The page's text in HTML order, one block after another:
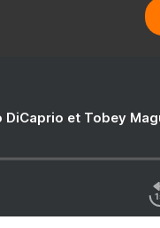
DiCaprio et Tobey